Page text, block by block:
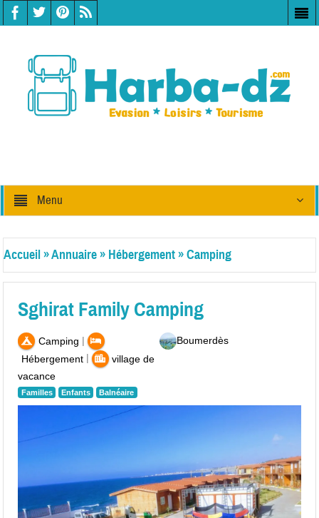
Menu
Accueil»Annuaire» Hébergement»Camping
Sghirat Family Camping
Camping |
Hébergement|
village de
vacance
Familles Enfants Balnéaire
Boumerdès